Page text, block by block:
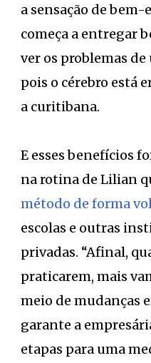
a sensação de
começa a entregar
ver os problemas
pois o cérebro está
a curitibana.
E esses benefícios
na rotina de Lilian
método de forma
escolas e outras
privadas. “Afinal,
praticarem, mais
meio de mudanças
garante a
etapas para uma